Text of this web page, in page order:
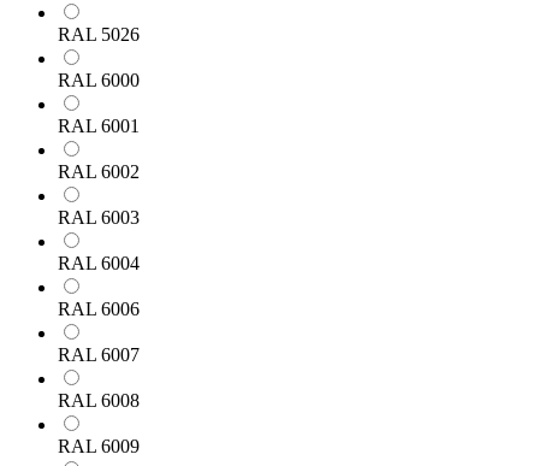
RAL 5026
RAL 6000
RAL 6001
RAL 6002
RAL 6003
RAL 6004
RAL 6006
RAL 6007
RAL 6008
RAL 6009